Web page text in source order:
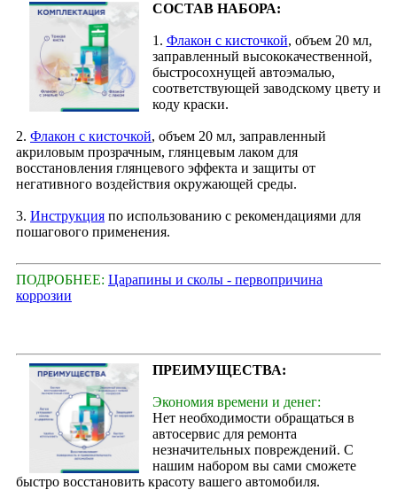
СОСТАВ НАБОРА:
1. Флакон с кисточкой, объем 20 мл,
заправленный высококачественной,
быстросохнущей автоэмалью,
соответствующей заводскому цвету и
коду краски.
2. Флакон с кисточкой, объем 20 мл, заправленный
акриловым прозрачным, глянцевым лаком для
восстановления глянцевого эффекта и защиты от
негативного воздействия окружающей среды.
3. Инструкция по использованию с рекомендациями для
пошагового применения.
ПОДРОБНЕЕ: Царапины и сколы - первопричина
коррозии
ПРЕИМУЩЕСТВА:
Экономия времени и денег:
Нет необходимости обращаться в
автосервис для ремонта
незначительных повреждений. С
нашим набором вы сами сможете
быстро восстановить красоту вашего автомобиля.